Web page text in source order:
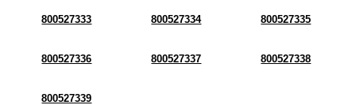
800527333 800527334 800527335
800527336 800527337 800527338
800527339